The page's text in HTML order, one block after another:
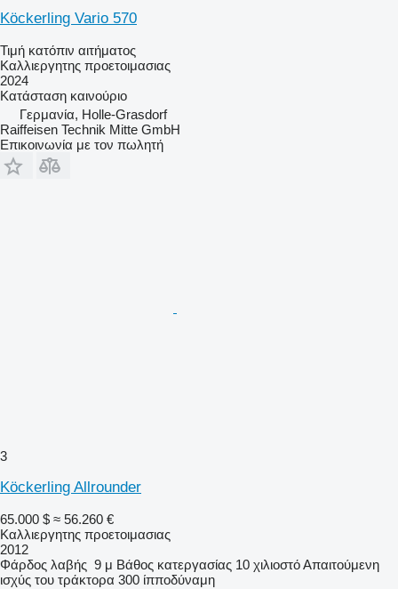
Köckerling Vario 570
Τιμή κατόπιν αιτήματος
Καλλιεργητης προετοιμασιας
2024
Κατάσταση καινούριο
Γερμανία, Holle-Grasdorf
Raiffeisen Technik Mitte GmbH
Επικοινωνία με τον πωλητή
3
Köckerling Allrounder
65.000 $ ≈ 56.260 €
Καλλιεργητης προετοιμασιας
2012
Φάρδος λαβής 9 μ Βάθος κατεργασίας 10 χιλιοστόΑπαιτούμενη
ισχύς του τράκτορα 300 ίπποδύναμη